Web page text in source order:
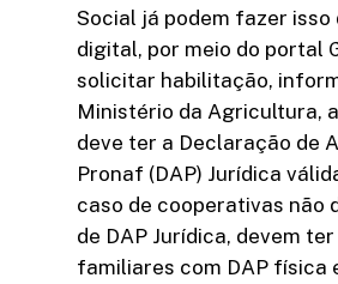
Social já podem fazer isso
digital, por meio do portal
solicitar habilitação,
Ministério da Agricultura,
deve ter a Declaração de
Pronaf (DAP) Jurídica
caso de cooperativas não
de DAP Jurídica, devem
familiares com DAP física